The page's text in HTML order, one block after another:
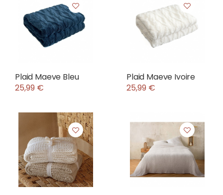
Plaid Maeve Bleu
25,99 €
Plaid Maeve Ivoire
25,99 €